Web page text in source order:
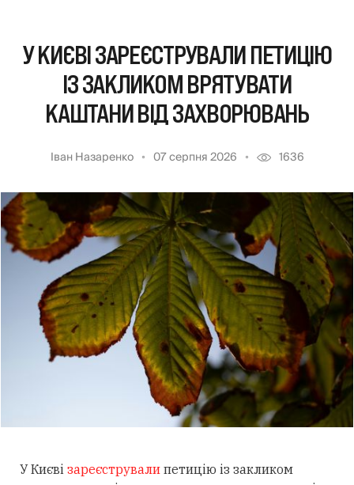
У КИЄВІ ЗАРЕЄСТРУВАЛИ ПЕТИЦІЮ
ІЗ ЗАКЛИКОМ ВРЯТУВАТИ
КАШТАНИ ВІД ЗАХВОРЮВАНЬ
Іван Назаренко 07 серпня 2026 1636
У Києві зареєстрували петицію із закликом